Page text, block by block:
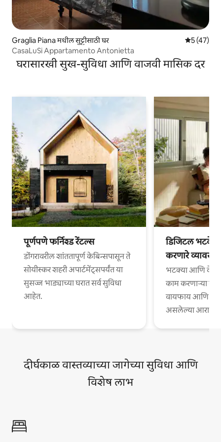
Graglia Piana मधील सुट्टीसाठी घर 5 पैकी 5
5 (47)
CasaLuSi Appartamento Antonietta
घरासारखी सुख-सुविधा आणि वाजवी मासिक दर
पूर्णपणे फर्निश्ड रेंटल्स
डोंगरावरील शांततापूर्ण केबिन्सपासून ते
सोयीस्कर शहरी अपार्टमेंट्सपर्यंत या
सुसज्ज भाड्याच्या घरात सर्व सुविधा
आहेत.
डिजिटल भटके
करणारे
भटक्या आणि
काम करणाऱ्या
वायफाय आणि
असलेल्या
दीर्घकाळ वास्तव्याच्या जागेच्या सुविधा आणि
विशेष लाभ